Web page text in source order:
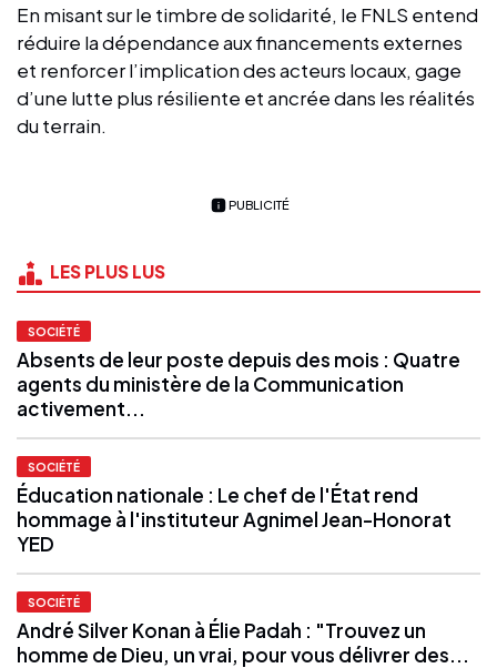
En misant sur le timbre de solidarité, le FNLS entend
réduire la dépendance aux financements externes
et renforcer l’implication des acteurs locaux, gage
d’une lutte plus résiliente et ancrée dans les réalités
du terrain.
PUBLICITÉ
LES PLUS LUS
SOCIÉTÉ
Absents de leur poste depuis des mois : Quatre
agents du ministère de la Communication
activement...
SOCIÉTÉ
Éducation nationale : Le chef de l'État rend
hommage à l'instituteur Agnimel Jean-Honorat
YED
SOCIÉTÉ
André Silver Konan à Élie Padah : "Trouvez un
homme de Dieu, un vrai, pour vous délivrer des...